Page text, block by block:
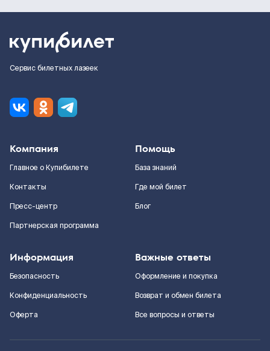
Сервис билетных лазеек
Компания
Главное о Купибилете
Контакты
Пресс-центр
Партнерская программа
Помощь
База знаний
Где мой билет
Блог
Информация
Безопасность
Конфиденциальность
Оферта
Важные ответы
Оформление и покупка
Возврат и обмен билета
Все вопросы и ответы